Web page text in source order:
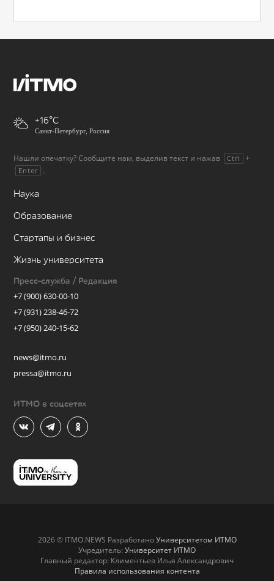
+16
Санкт-Петербург, Россия
Нашли опечатку? Сообщите нам, выделив текст и нажав Ctrl +
Enter .
Наука
Образование
Стартапы и бизнес
Жизнь университета
Пресс-служба / Редакция
+7 (900) 630-00-10
+7 (931) 238-46-72
+7 (950) 240-15-62
news@itmo.ru
pressa@itmo.ru
ИТМО в соцсетях
2026 © ITMO.NEWS РазработаноУниверситетом ИТМО
Учредитель: Университет ИТМО
Главный редактор: Климентьев Илья Александрович
Правила использования контента